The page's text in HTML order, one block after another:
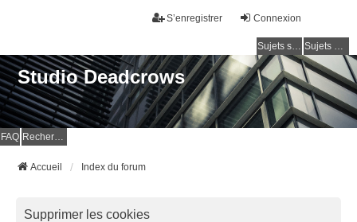
Connexion
S’enregistrer
Sujets sans réponse Sujets actifs
Studio Deadcrows
FAQ Rechercher
Accueil Index du forum
Supprimer les cookies